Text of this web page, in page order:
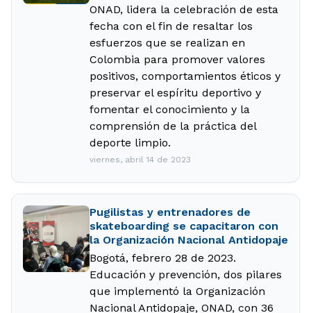
ONAD, lidera la celebración de esta
fecha con el fin de resaltar los
esfuerzos que se realizan en
Colombia para promover valores
positivos, comportamientos éticos y
preservar el espíritu deportivo y
fomentar el conocimiento y la
comprensión de la práctica del
deporte limpio.
viernes, abril 14 de 2023
Pugilistas y entrenadores de
skateboarding se capacitaron con
la Organización Nacional Antidopaje
Bogotá, febrero 28 de 2023.
Educación y prevención, dos pilares
que implementó la Organización
Nacional Antidopaje, ONAD, con 36